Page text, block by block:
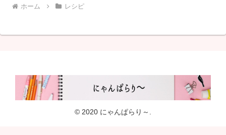
ホーム レシピ
© 2020 にゃんぱらり～.